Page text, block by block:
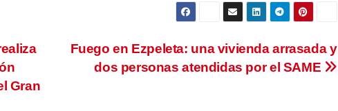
Fuego en Ezpeleta: una vivienda arrasada y
dos personas atendidas por el SAME
Gran